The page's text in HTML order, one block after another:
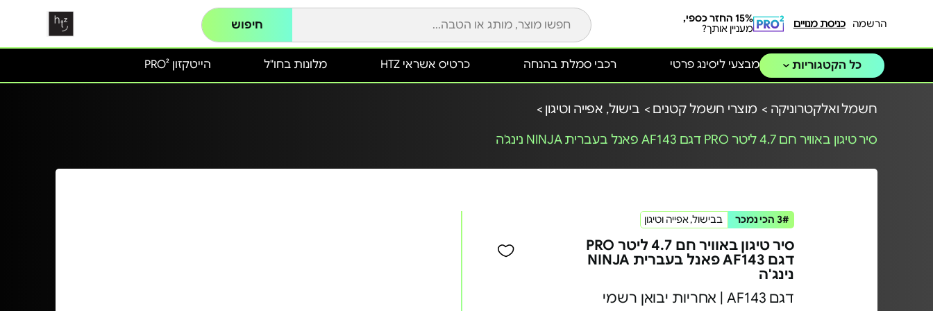
הרשמה כניסת מנויים
15% החזר כספי,
מעניין אותך?
חיפוש
כל הקטגוריות הייטקזון PRO² מלונות בחו"ל כרטיס אשראי HTZ מבצעי ליסינג פרטי רכבי סמלת בהנחה
חשמל ואלקטרוניקה > מוצרי חשמל קטנים > בישול, אפייה וטיגון >
סיר טיגון באוויר חם 4.7 ליטר PRO דגם AF143 פאנל בעברית NINJA נינג'ה
3# הכי נמכר בבישול, אפייה וטיגון
סיר טיגון באוויר חם 4.7 ליטר PRO
דגם AF143 פאנל בעברית NINJA
נינג'ה
דגם AF143 | אחריות יבואן רשמי